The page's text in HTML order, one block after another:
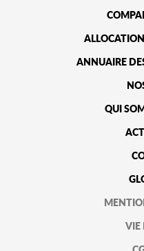
ANNUAIRE
QUI
VIE